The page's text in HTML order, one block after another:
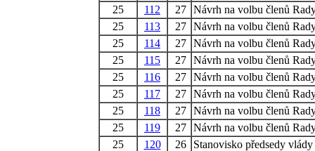
25
112 27 Návrh na volbu členů
25
113 27 Návrh na volbu členů
25
114 27 Návrh na volbu členů
25
115 27 Návrh na volbu členů
25
116 27 Návrh na volbu členů
25
117 27 Návrh na volbu členů
25
118 27 Návrh na volbu členů
25
119 27 Návrh na volbu členů
25
120 26 Stanovisko předsedy